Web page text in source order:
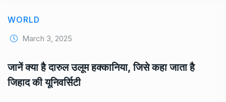
WORLD
March 3, 2025
जानें क्या है दारुल उलूम हक्कानिया, जिसे कहा जाता है
जिहाद की यूनिवर्सिटी